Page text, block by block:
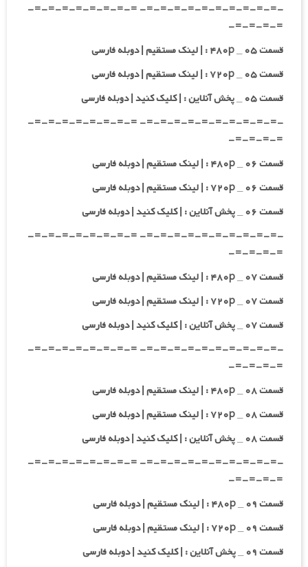
-=-=-=-=-=-=-=-=-=-=- =-=-=-=-=-=-=-=-
=-=-=-=-
قسمت ۰۵ _ ۴۸۰p : | لینک مستقیم | دوبله فارسی
قسمت ۰۵ _ ۷۲۰p : | لینک مستقیم | دوبله فارسی
قسمت ۰۵ _ پخش آنلاین : | کلیک کنید | دوبله فارسی
-=-=-=-=-=-=-=-=-=-=- =-=-=-=-=-=-=-=-
=-=-=-=-
قسمت ۰۶ _ ۴۸۰p : | لینک مستقیم | دوبله فارسی
قسمت ۰۶ _ ۷۲۰p : | لینک مستقیم | دوبله فارسی
قسمت ۰۶ _ پخش آنلاین : | کلیک کنید | دوبله فارسی
-=-=-=-=-=-=-=-=-=-=- =-=-=-=-=-=-=-=-
=-=-=-=-
قسمت ۰۷ _ ۴۸۰p : | لینک مستقیم | دوبله فارسی
قسمت ۰۷ _ ۷۲۰p : | لینک مستقیم | دوبله فارسی
قسمت ۰۷ _ پخش آنلاین : | کلیک کنید | دوبله فارسی
-=-=-=-=-=-=-=-=-=-=- =-=-=-=-=-=-=-=-
=-=-=-=-
قسمت ۰۸ _ ۴۸۰p : | لینک مستقیم | دوبله فارسی
قسمت ۰۸ _ ۷۲۰p : | لینک مستقیم | دوبله فارسی
قسمت ۰۸ _ پخش آنلاین : | کلیک کنید | دوبله فارسی
-=-=-=-=-=-=-=-=-=-=- =-=-=-=-=-=-=-=-
=-=-=-=-
قسمت ۰۹ _ ۴۸۰p : | لینک مستقیم | دوبله فارسی
قسمت ۰۹ _ ۷۲۰p : | لینک مستقیم | دوبله فارسی
قسمت ۰۹ _ پخش آنلاین : | کلیک کنید | دوبله فارسی